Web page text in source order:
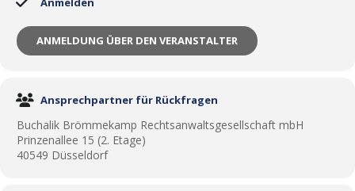
ANMELDUNG ÜBER DEN VERANSTALTER
Ansprechpartner für Rückfragen
Buchalik Brömmekamp Rechtsanwaltsgesellschaft mbH
Prinzenallee 15 (2. Etage)
40549 Düsseldorf